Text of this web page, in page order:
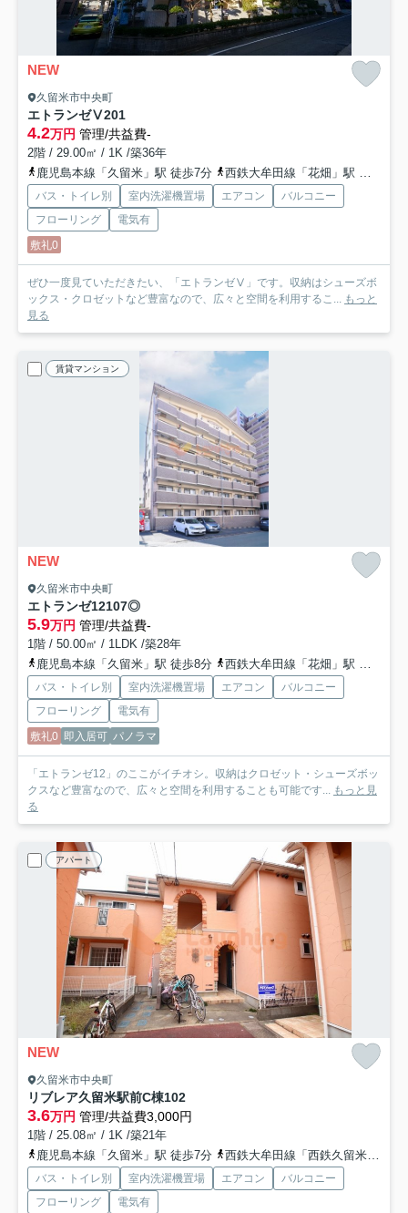
NEW
久留米市中央町
エトランゼⅤ201
4.2万円 管理/共益費-
2階 / 29.00㎡ / 1K /築36年
鹿児島本線「久留米」駅 徒歩7分
西鉄大牟田線「花畑」駅 徒歩24分
バス・トイレ別 室内洗濯機置場 エアコン
バルコニー
フローリング
電気有
敷礼0
ぜひ一度見ていただきたい、「エトランゼⅤ」です。収納はシューズボ
ックス・クロゼットなど豊富なので、広々と空間を利用するこ... もっと
見る
賃貸マンション
NEW
久留米市中央町
エトランゼ12107◎
5.9万円 管理/共益費-
1階 / 50.00㎡ / 1LDK /築28年
鹿児島本線「久留米」駅 徒歩8分
西鉄大牟田線「花畑」駅 徒歩23分
バス・トイレ別 室内洗濯機置場 エアコン
バルコニー
フローリング
電気有
敷礼0 即入居可 パノラマ
「エトランゼ12」のここがイチオシ。収納はクロゼット・シューズボッ
クスなど豊富なので、広々と空間を利用することも可能です... もっと見
る
アパート
NEW
久留米市中央町
リブレア久留米駅前C棟102
3.6万円 管理/共益費3,000円
1階 / 25.08㎡ / 1K /築21年
鹿児島本線「久留米」駅 徒歩7分
西鉄大牟田線「西鉄久留米」駅 徒歩23分
バス・トイレ別 室内洗濯機置場 エアコン
バルコニー
フローリング
電気有